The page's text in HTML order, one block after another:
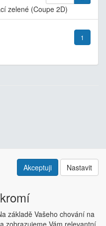
zelené (Coupe 2D)
1
e-commerce pro informační
uživatelsky příjemnou
a optimalizovat na míru.
Akceptuji Nastavit
základě Vašeho chování na
zobrazujeme Vám relevantní